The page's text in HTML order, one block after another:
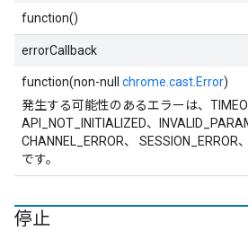
function()
errorCallback
function(non-null chrome.cast.Error)
発生する可能性のあるエラーは、
API_NOT_INITIALIZED、
CHANNEL_ERROR、 SESSION_ERROR
です。
停止